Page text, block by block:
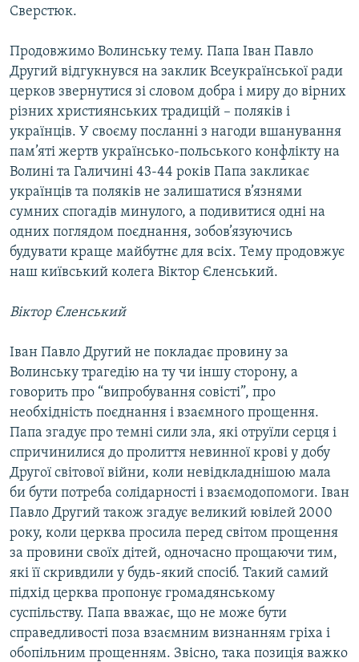
Сверстюк.
Продовжимо Волинську тему. Папа Іван Павло
Другий відгукнувся на заклик Всеукраїнської ради
церков звернутися зі словом добра і миру до вірних
різних християнських традицій – поляків і
українців. У своєму посланні з нагоди вшанування
пам’яті жертв українсько-польського конфлікту на
Волині та Галичині 43-44 років Папа закликає
українців та поляків не залишатися в’язнями
сумних спогадів минулого, а подивитися одні на
одних поглядом поєднання, зобов’язуючись
будувати краще майбутнє для всіх. Тему продовжує
наш київський колега Віктор Єленський.
Віктор Єленський
Іван Павло Другий не покладає провину за
Волинську трагедію на ту чи іншу сторону, а
говорить про “випробування совісті”, про
необхідність поєднання і взаємного прощення.
Папа згадує про темні сили зла, які отруїли серця і
спричинилися до пролиття невинної крові у добу
Другої світової війни, коли невідкладнішою мала
би бути потреба солідарності і взаємодопомоги. Іван
Павло Другий також згадує великий ювілей 2000
року, коли церква просила перед світом прощення
за провини своїх дітей, одночасно прощаючи тим,
які її скривдили у будь-який спосіб. Такий самий
підхід церква пропонує громадянському
суспільству. Папа вважає, що не може бути
справедливості поза взаємним визнанням гріха і
обопільним прощенням. Звісно, така позиція важко